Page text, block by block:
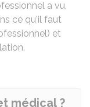
a vu,
ce qu'il faut
et
médical ?